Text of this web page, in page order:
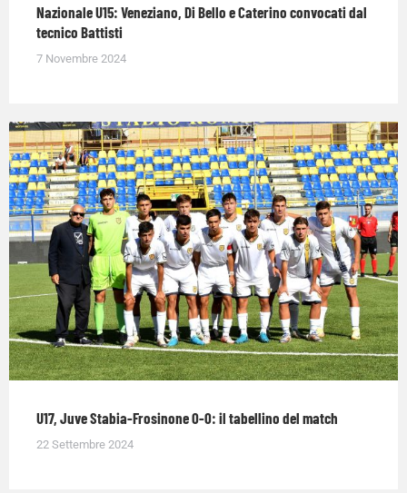
Nazionale U15: Veneziano, Di Bello e Caterino convocati dal
tecnico Battisti
7 Novembre 2024
U17, Juve Stabia-Frosinone 0-0: il tabellino del match
22 Settembre 2024